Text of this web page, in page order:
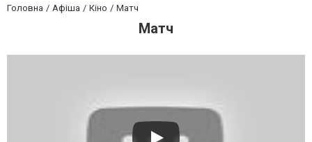
Головна Афіша Кіно Матч
Матч